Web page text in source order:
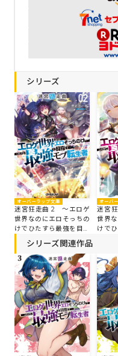
シリーズ
オーバーラップ文庫
迷宮狂走曲 2 ～エロゲ
世界なのにエロそっちの
けでひたすら最強を目指
すモブ転生者～
オーバ
迷宮
世界
けで
シリーズ関連作品